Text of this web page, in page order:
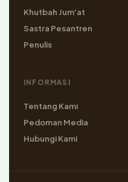
Khutbah Jum'at
Sastra Pesantren
Penulis
INFORMASI
Tentang Kami
Pedoman Media
Hubungi Kami